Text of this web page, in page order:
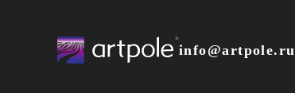
info@artpole.ru